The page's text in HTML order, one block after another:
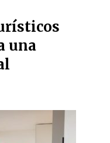
una